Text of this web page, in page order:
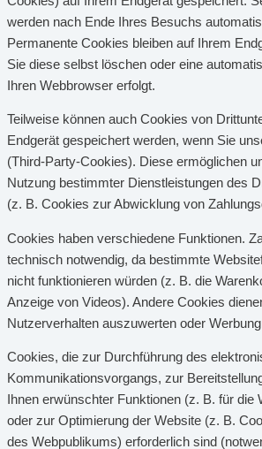
werden nach Ende Ihres Besuchs
Permanente Cookies bleiben auf Ihrem
Sie diese selbst löschen oder eine
Ihren Webbrowser erfolgt.
Teilweise können auch Cookies von
Endgerät gespeichert werden, wenn Sie
(Third-Party-Cookies). Diese ermöglichen
Nutzung bestimmter Dienstleistungen des
(z. B. Cookies zur Abwicklung von
Cookies haben verschiedene Funktionen.
technisch notwendig, da bestimmte
nicht funktionieren würden (z. B. die
Anzeige von Videos). Andere Cookies
Nutzerverhalten auszuwerten oder
Cookies, die zur Durchführung des
Kommunikationsvorgangs, zur
Ihnen erwünschter Funktionen (z. B. für die
oder zur Optimierung der Website (z. B.
des Webpublikums) erforderlich sind